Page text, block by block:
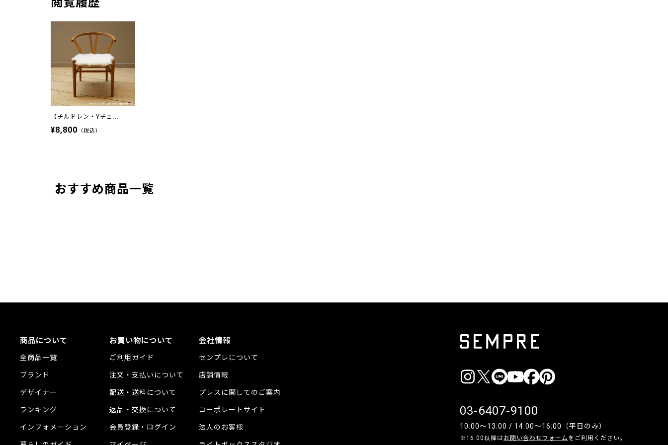
【チルドレン・Yチェ...
¥8,800 （税込）
おすすめ商品一覧
商品について
全商品一覧
ブランド
デザイナー
ランキング
インフォメーション
お買い物について
ご利用ガイド
注文・支払いについて
配送・送料について
返品・交換について
会員登録・ログイン
会社情報
センプレについて
店舗情報
プレスに関してのご案内
コーポレートサイト
法人のお客様
03-6407-9100
10:00〜13:00 / 14:00〜16:00（平日のみ）
※16:00以降はお問い合わせフォーム をご利用ください。